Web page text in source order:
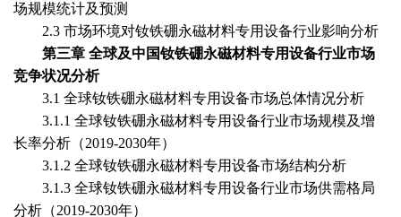
场规模统计及预测
2.3 市场环境对钕铁硼永磁材料专用设备行业影响分析
第三章 全球及中国钕铁硼永磁材料专用设备行业市场
竞争状况分析
3.1 全球钕铁硼永磁材料专用设备市场总体情况分析
3.1.1 全球钕铁硼永磁材料专用设备行业市场规模及增
长率分析（2019-2030年）
3.1.2 全球钕铁硼永磁材料专用设备市场结构分析
3.1.3 全球钕铁硼永磁材料专用设备行业市场供需格局
分析 （2019-2030年）